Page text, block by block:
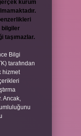
kurum
bilgiler
taşımazlar.
Bilgi
tarafından
hizmet
Ancak,